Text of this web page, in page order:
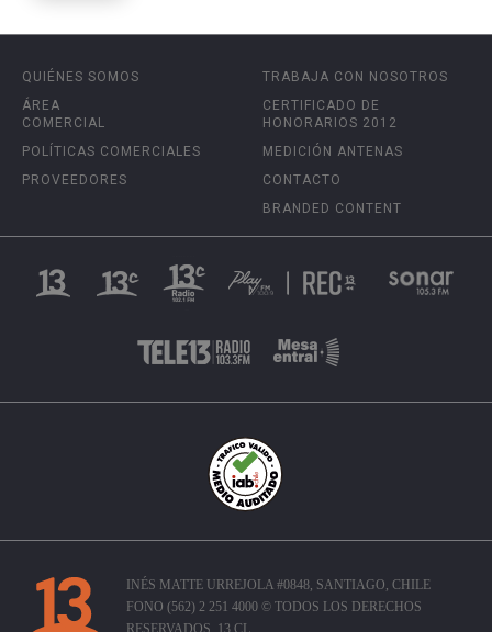
QUIÉNES SOMOS
ÁREA
COMERCIAL
POLÍTICAS COMERCIALES
PROVEEDORES
TRABAJA CON NOSOTROS
CERTIFICADO DE
HONORARIOS 2012
MEDICIÓN ANTENAS
CONTACTO
BRANDED CONTENT
INÉS MATTE URREJOLA #0848, SANTIAGO, CHILE
FONO (562) 2 251 4000 © TODOS LOS DERECHOS
RESERVADOS. 13.CL